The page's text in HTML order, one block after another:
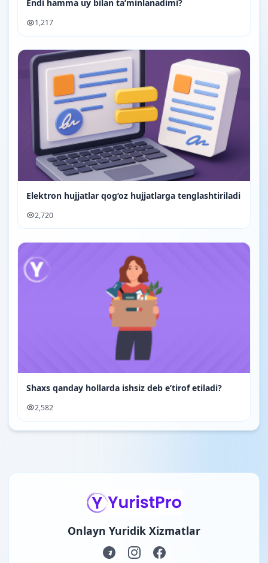
Endi hamma uy bilan ta’minlanadimi?
1,217
Elektron hujjatlar qog‘oz hujjatlarga tenglashtiriladi
2,720
Shaxs qanday hollarda ishsiz deb e’tirof etiladi?
2,582
Onlayn Yuridik Xizmatlar